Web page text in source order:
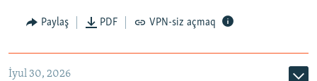
Paylaş PDF VPN-siz açmaq
İyul 30, 2026